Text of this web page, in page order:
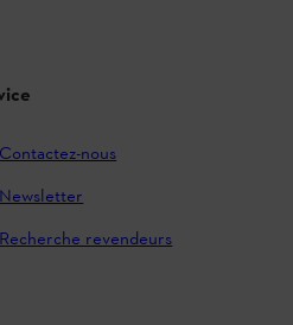
Contactez-nous
Newsletter
Recherche revendeurs